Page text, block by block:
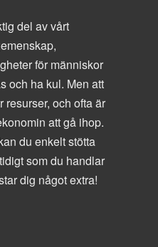
del av vårt
för människor
och ha kul. Men att
resurser, och ofta är
att gå ihop.
du enkelt stötta
som du handlar
dig något extra!